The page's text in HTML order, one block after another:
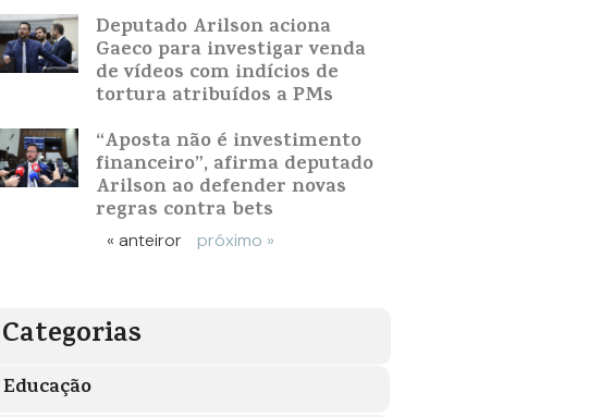
Deputado Arilson aciona
Gaeco para investigar venda
de vídeos com indícios de
tortura atribuídos a PMs
“Aposta não é investimento
financeiro”, afirma deputado
Arilson ao defender novas
regras contra bets
« anteiror próximo »
Categorias
Educação